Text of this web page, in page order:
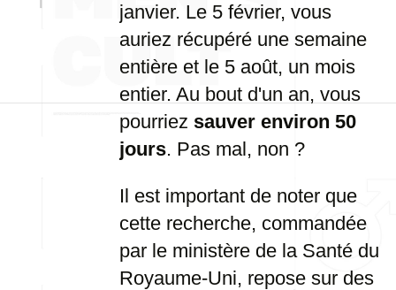
janvier. Le 5 février, vous
auriez récupéré une semaine
entière et le 5 août, un mois
entier. Au bout d'un an, vous
pourriez sauver environ 50
jours. Pas mal, non ?
Il est important de noter que
cette recherche, commandée
par le ministère de la Santé du
Royaume-Uni, repose sur des